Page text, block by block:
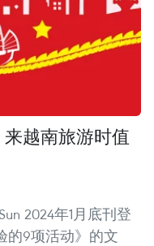
越南旅游时值
2024年1月底刊登
的9项活动》的文